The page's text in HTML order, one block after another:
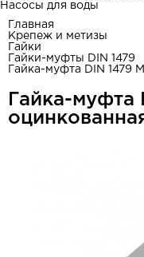
Насосы для воды
Главная
Крепеж и метизы
Гайки
Гайки-муфты DIN 1479
Гайка-муфта DIN 1479
Гайка-муфта